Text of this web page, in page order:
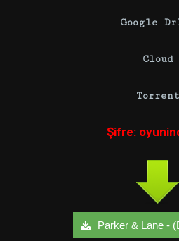
Google
Cloud
Torrent
Şifre:
Parker & Lane -